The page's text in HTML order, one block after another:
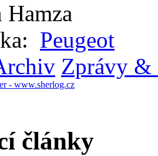
Hamza
Peugeot
Zprávy &
články